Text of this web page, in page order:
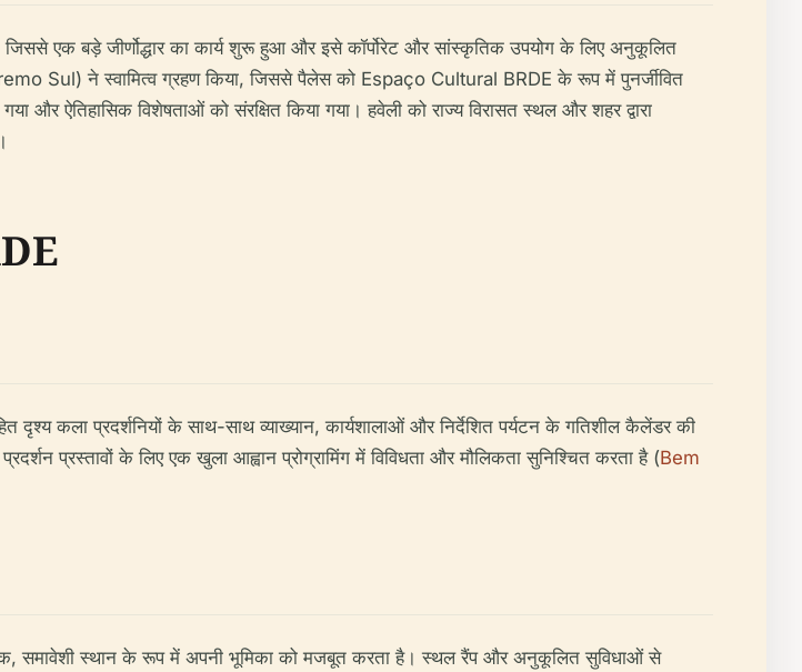
एक बड़े जीर्णोद्धार का कार्य शुरू हुआ और इसे कॉर्पोरेट और सांस्कृतिक उपयोग के लिए अनुकूलित
Sul) ने स्वामित्व ग्रहण किया, जिससे पैलेस को Espaço Cultural BRDE के रूप में पुनर्जीवित
और ऐतिहासिक विशेषताओं को संरक्षित किया गया। हवेली को राज्य विरासत स्थल और शहर द्वारा
कला प्रदर्शनियों के साथ-साथ व्याख्यान, कार्यशालाओं और निर्देशित पर्यटन के गतिशील कैलेंडर की
प्रस्तावों के लिए एक खुला आह्वान प्रोग्रामिंग में विविधता और मौलिकता सुनिश्चित करता है (Bem
समावेशी स्थान के रूप में अपनी भूमिका को मजबूत करता है। स्थल रैंप और अनुकूलित सुविधाओं से